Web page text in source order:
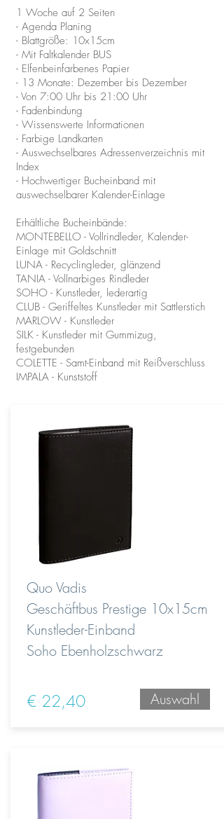
1 Woche auf 2 Seiten
- Agenda Planing
- Blattgröße: 10x15cm
- Mit Faltkalender BUS
- Elfenbeinfarbenes Papier
- 13 Monate: Dezember bis Dezember
- Von 7:00 Uhr bis 21:00 Uhr
- Fadenbindung
- Wissenswerte Informationen
- Farbige Landkarten
- Auswechselbares Adressenverzeichnis mit
Index
- Hochwertiger Bucheinband mit
auswechselbarer Kalender-Einlage
Erhältliche Bucheinbände:
MONTEBELLO - Vollrindleder, Kalender-
Einlage mit Goldschnitt
LUNA - Recyclingleder, glänzend
TANIA - Vollnarbiges Rindleder
SOHO - Kunstleder, lederartig
CLUB - Geriffeltes Kunstleder mit Sattlerstich
MARLOW - Kunstleder
SILK - Kunstleder mit Gummizug,
festgebunden
COLETTE - Samt-Einband mit Reißverschluss
IMPALA - Kunststoff
Quo Vadis
Geschäftbus Prestige 10x15cm
Kunstleder-Einband
Soho Ebenholzschwarz
€ 22,40 Auswahl